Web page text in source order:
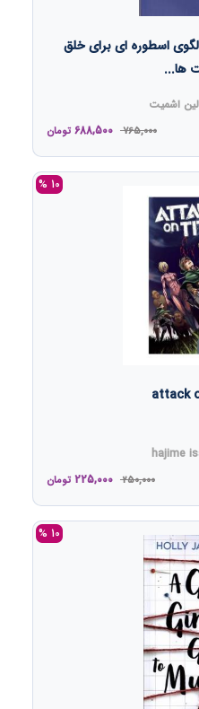
اسطوره ای برای خلق
ها...
اشمیت
765,000
688,500 تومان
10 %
250,000
225,000 تومان
10 %